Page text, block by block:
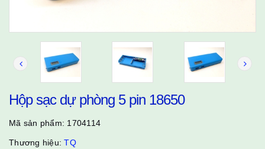
Hộp sạc dự phòng 5 pin 18650
Mã sản phẩm: 1704114
Thương hiệu:TQ